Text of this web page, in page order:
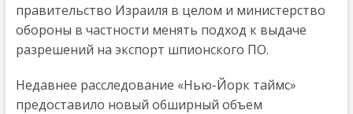
правительство Израиля в целом и министерство
обороны в частности менять подход к выдаче
разрешений на экспорт шпионского ПО.
Недавнее расследование «Нью-Йорк таймс»
предоставило новый обширный объем